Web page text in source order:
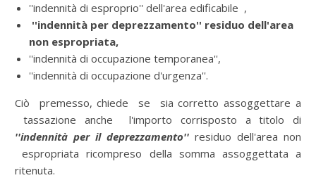
''indennità di esproprio'' dell'area edificabile ­ ,
''indennità per deprezzamento'' residuo dell'area
non espropriata,
''indennità di occupazione temporanea'',
''indennità di occupazione d'urgenza''.
Ciò premesso, chiede se sia corretto assoggettare a
tassazione anche l'importo corrisposto a titolo di
''indennità per il deprezzamento'' residuo dell'area non
espropriata ricompreso della somma assoggettata a
ritenuta.